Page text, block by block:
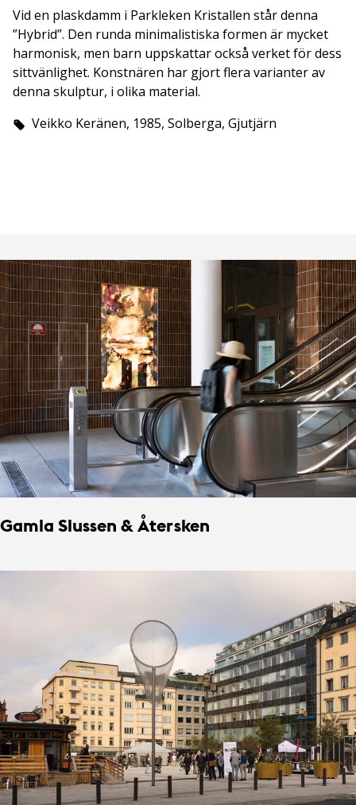
Vid en plaskdamm i Parkleken Kristallen står denna
”Hybrid”. Den runda minimalistiska formen är mycket
harmonisk, men barn uppskattar också verket för dess
sittvänlighet. Konstnären har gjort flera varianter av
denna skulptur, i olika material.
Veikko Keränen, 1985, Solberga, Gjutjärn
Gamla Slussen & Återsken